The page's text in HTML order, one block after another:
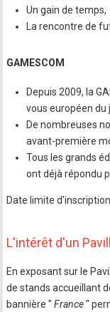
Un gain de temps,
La rencontre de
GAMESCOM
Depuis 2009, la
vous européen du
De nombreuses
avant-première
Tous les grands
ont déjà répondu
Date limite
L'intérêt d'un
En exposant sur le
de stands accueillant
bannière " France"